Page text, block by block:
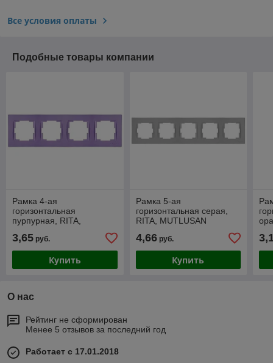
Все условия оплаты
Подобные товары компании
Рамка 4-ая
горизонтальная
пурпурная, RITA,
3,65 руб.
Купить
Рамка 5-ая
горизонтальная серая,
RITA, MUTLUSAN
4,66руб.
Купить
О нас
Рейтинг не сформирован
Менее 5 отзывов за последний год
Работает с 17.01.2018